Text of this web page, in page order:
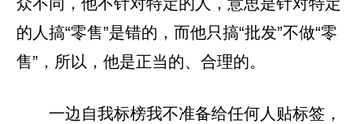
的人搞“零售”是错的，而他只搞“批发”不做“零
售”，所以，他是正当的、合理的。
一边自我标榜我不准备给任何人贴标签，